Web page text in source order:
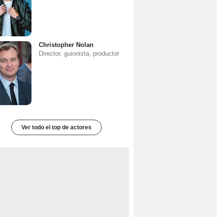
Christopher Nolan
Director, guionista, productor
Ver todo el top de actores